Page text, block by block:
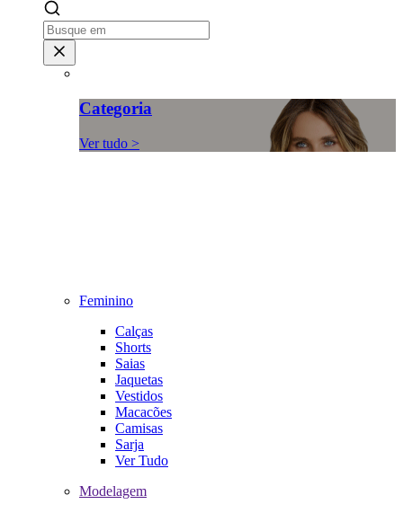
Categoria
Ver tudo >
Feminino
Calças
Shorts
Saias
Jaquetas
Vestidos
Macacões
Camisas
Sarja
Ver Tudo
Modelagem